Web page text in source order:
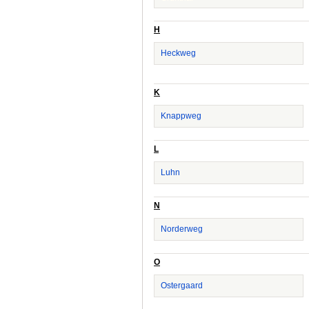
H
Heckweg
K
Knappweg
L
Luhn
N
Norderweg
O
Ostergaard